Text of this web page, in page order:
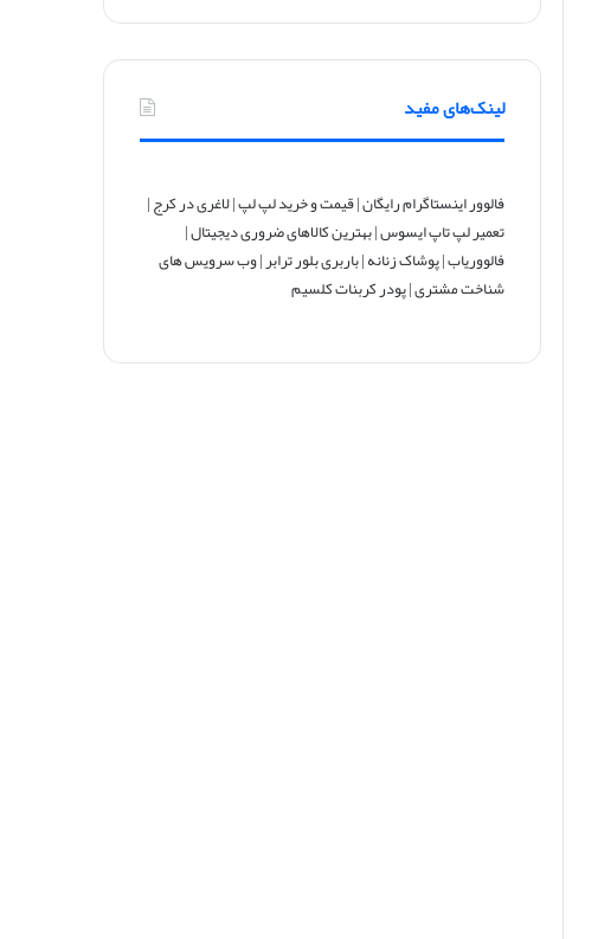
لینک‌های مفید
فالوور اینستاگرام رایگان|قیمت و خرید لپ لپ|لاغری در کرج|
تعمیر لپ تاپ ایسوس|بهترین کالاهای ضروری دیجیتال|
فالووریاب|پوشاک زنانه|باربری بلور ترابر|وب سرویس های
شناخت مشتری|پودر کربنات کلسیم